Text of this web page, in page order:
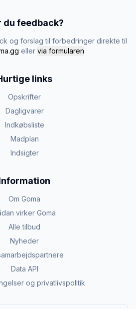
du feedback?
og forslag til forbedringer direkte til
eller via formularen
links
Opskrifter
Dagligvarer
Indkøbsliste
Madplan
Indsigter
Om Goma
virker Goma
Alle tilbud
Nyheder
Data API
og privatlivspolitik